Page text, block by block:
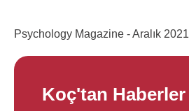
Psychology Magazine - Aralık 2021
Koç'tan Haberler